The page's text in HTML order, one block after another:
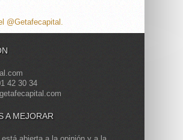
@Getafecapital.
42 30 34
A MEJORAR